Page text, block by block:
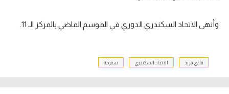
وأنهى الاتحاد السكندري الدوري في الموسم الماضي بالمركز الـ 11.
فادي فريد الاتحاد السكندري سموحة